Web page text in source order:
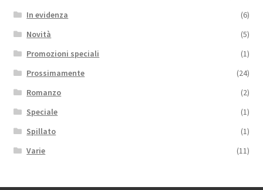
In evidenza
(6)
Novità
(5)
Promozioni speciali
(1)
Prossimamente
(24)
Romanzo
(2)
Speciale
(1)
Spillato
(1)
Varie
(11)